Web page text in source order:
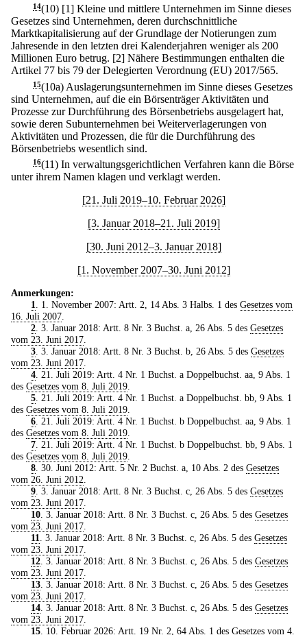
14(10) [1] Kleine und mittlere Unternehmen im Sinne dieses
Gesetzes sind Unternehmen, deren durchschnittliche
Marktkapitalisierung auf der Grundlage der Notierungen zum
Jahresende in den letzten drei Kalenderjahren weniger als 200
Millionen Euro betrug. [2] Nähere Bestimmungen enthalten die
Artikel 77 bis 79 der Delegierten Verordnung (EU) 2017/565.
15(10a) Auslagerungsunternehmen im Sinne dieses Gesetzes
sind Unternehmen, auf die ein Börsenträger Aktivitäten und
Prozesse zur Durchführung des Börsenbetriebs ausgelagert hat,
sowie deren Subunternehmen bei Weiterverlagerungen von
Aktivitäten und Prozessen, die für die Durchführung des
Börsenbetriebs wesentlich sind.
16(11) In verwaltungsgerichtlichen Verfahren kann die Börse
unter ihrem Namen klagen und verklagt werden.
[21. Juli 2019–10. Februar 2026]
[3. Januar 2018–21. Juli 2019]
[30. Juni 2012–3. Januar 2018]
[1. November 2007–30. Juni 2012]
Anmerkungen:
1
. 1. November 2007: Artt. 2, 14 Abs. 3 Halbs. 1 des Gesetzes vom
16. Juli 2007
2. 3. Januar 2018: Artt. 8 Nr. 3 Buchst. a, 26 Abs. 5 des Gesetzes
vom 23. Juni 2017
3. 3. Januar 2018: Artt. 8 Nr. 3 Buchst. b, 26 Abs. 5 des Gesetzes
vom 23. Juni 2017
4. 21. Juli 2019: Artt. 4 Nr. 1 Buchst. a Doppelbuchst. aa, 9 Abs. 1
des Gesetzes vom 8. Juli 2019
5. 21. Juli 2019: Artt. 4 Nr. 1 Buchst. a Doppelbuchst. bb, 9 Abs. 1
des Gesetzes vom 8. Juli 2019
6. 21. Juli 2019: Artt. 4 Nr. 1 Buchst. b Doppelbuchst. aa, 9 Abs. 1
des Gesetzes vom 8. Juli 2019
7. 21. Juli 2019: Artt. 4 Nr. 1 Buchst. b Doppelbuchst. bb, 9 Abs. 1
des Gesetzes vom 8. Juli 2019
8. 30. Juni 2012: Artt. 5 Nr. 2 Buchst. a, 10 Abs. 2 des Gesetzes
vom 26. Juni 2012
9. 3. Januar 2018: Artt. 8 Nr. 3 Buchst. c, 26 Abs. 5 des Gesetzes
vom 23. Juni 2017
10. 3. Januar 2018: Artt. 8 Nr. 3 Buchst. c, 26 Abs. 5 des Gesetzes
vom 23. Juni 2017
11
. 3. Januar 2018: Artt. 8 Nr. 3 Buchst. c, 26 Abs. 5 des Gesetzes
vom 23. Juni 2017
12. 3. Januar 2018: Artt. 8 Nr. 3 Buchst. c, 26 Abs. 5 des Gesetzes
vom 23. Juni 2017
13. 3. Januar 2018: Artt. 8 Nr. 3 Buchst. c, 26 Abs. 5 des Gesetzes
vom 23. Juni 2017
14. 3. Januar 2018: Artt. 8 Nr. 3 Buchst. c, 26 Abs. 5 des Gesetzes
vom 23. Juni 2017
15. 10. Februar 2026: Artt. 19 Nr. 2, 64 Abs. 1 des Gesetzes vom 4.